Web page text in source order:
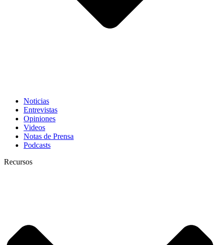
Noticias
Entrevistas
Opiniones
Videos
Notas de Prensa
Podcasts
Recursos